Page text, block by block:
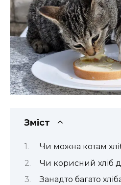
Зміст
Чи можна котам
Чи корисний хліб
Занадто багато